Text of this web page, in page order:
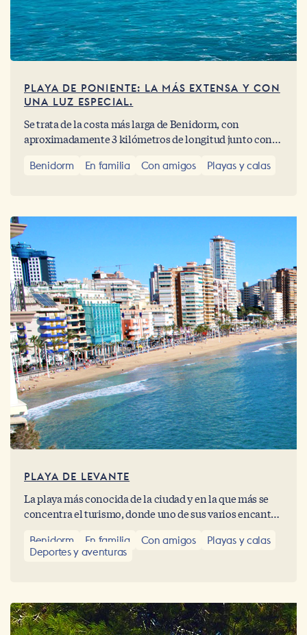
PLAYA DE PONIENTE: LA MÁS EXTENSA Y CON
UNA LUZ ESPECIAL.
Se trata de la costa más larga de Benidorm, con
aproximadamente 3 kilómetros de longitud junto con
Benidorm En familia Con amigos Playas y calas
PLAYA DE LEVANTE
La playa más conocida de la ciudad y en la que más se
concentra el turismo, donde uno de sus varios encantos
playa, lo que la hace ideal para la visita.
Benidorm En familia Con amigos
Playas y calas
Deportes y aventuras